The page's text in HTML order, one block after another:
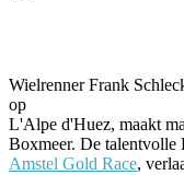
Wielrenner Frank
op
L'Alpe d'Huez, maakt
Boxmeer. De talentvolle
Amstel Gold Race,